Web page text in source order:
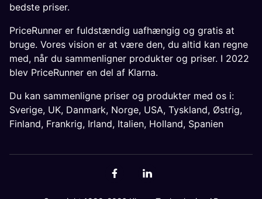
bedste priser.
PriceRunner er fuldstændig uafhængig og gratis at
bruge. Vores vision er at være den, du altid kan regne
med, når du sammenligner produkter og priser. I 2022
blev PriceRunner en del af Klarna.
Du kan sammenligne priser og produkter med os i:
Sverige, UK, Danmark, Norge, USA, Tyskland, Østrig,
Finland, Frankrig, Irland, Italien, Holland, Spanien